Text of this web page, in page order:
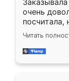
очень
посчитала,
Замерщик
делу со
за день,
Читать